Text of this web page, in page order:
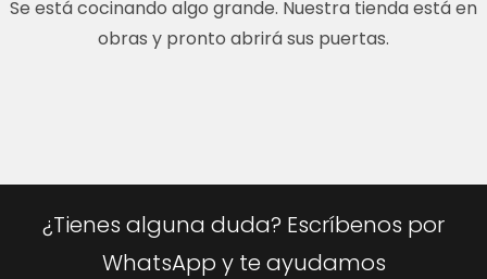
Se está cocinando algo grande. Nuestra tienda está en
obras y pronto abrirá sus puertas.
¿Tienes alguna duda? Escríbenos por
WhatsApp y te ayudamos